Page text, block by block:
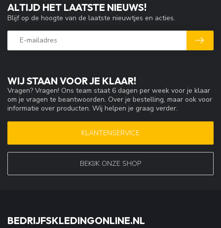
WIJ STAAN VOOR JE KLAAR!
Vragen? Vragen! Ons team staat 6 dagen per week voor je klaar
om je vragen te beantwoorden. Over je bestelling, maar ook voor
informatie over producten. Wij helpen je graag verder.
KLANTENSERVICE
BEKIJK ONZE SHOP
ALTIJD HET LAATSTE NIEUWS!
Blijf op de hoogte van de laatste nieuwtjes en acties.
BEDRIJFSKLEDINGONLINE.NL